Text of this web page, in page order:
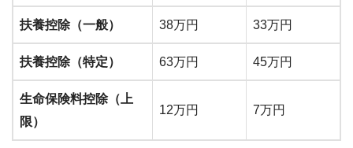
扶養控除（一般） 38万円 33万円
扶養控除（特定） 63万円 45万円
生命保険料控除（上
限）
12万円 7万円